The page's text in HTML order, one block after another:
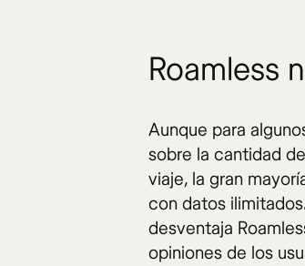
Roamless
Aunque para
sobre la cantidad
viaje, la gran
con datos
desventaja
opiniones de los